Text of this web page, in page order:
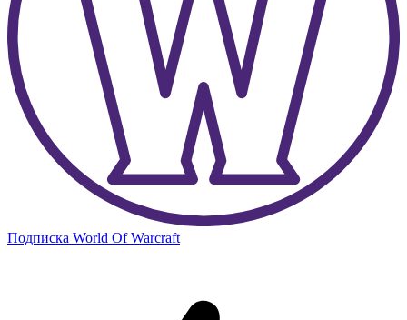
Подписка World Of Warcraft